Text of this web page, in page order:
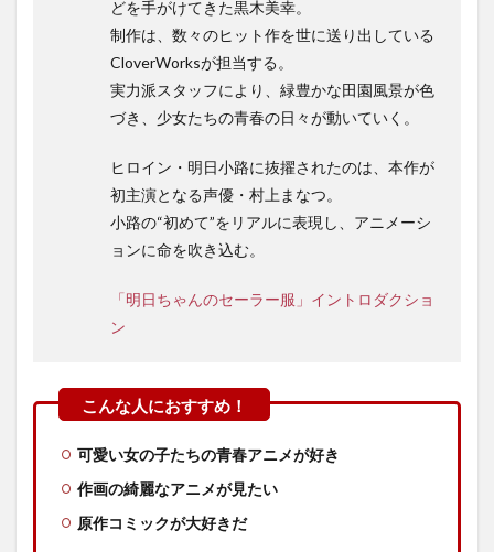
どを手がけてきた黒木美幸。
制作は、数々のヒット作を世に送り出している
CloverWorksが担当する。
実力派スタッフにより、緑豊かな田園風景が色
づき、少女たちの青春の日々が動いていく。
ヒロイン・明日小路に抜擢されたのは、本作が
初主演となる声優・村上まなつ。
小路の“初めて”をリアルに表現し、アニメーシ
ョンに命を吹き込む。
「明日ちゃんのセーラー服」イントロダクショ
ン
可愛い女の子たちの青春アニメが好き
作画の綺麗なアニメが見たい
原作コミックが大好きだ